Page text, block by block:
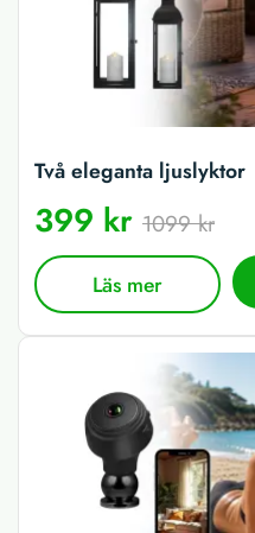
Två eleganta ljuslyktor
399 kr 1099 kr
Läs mer